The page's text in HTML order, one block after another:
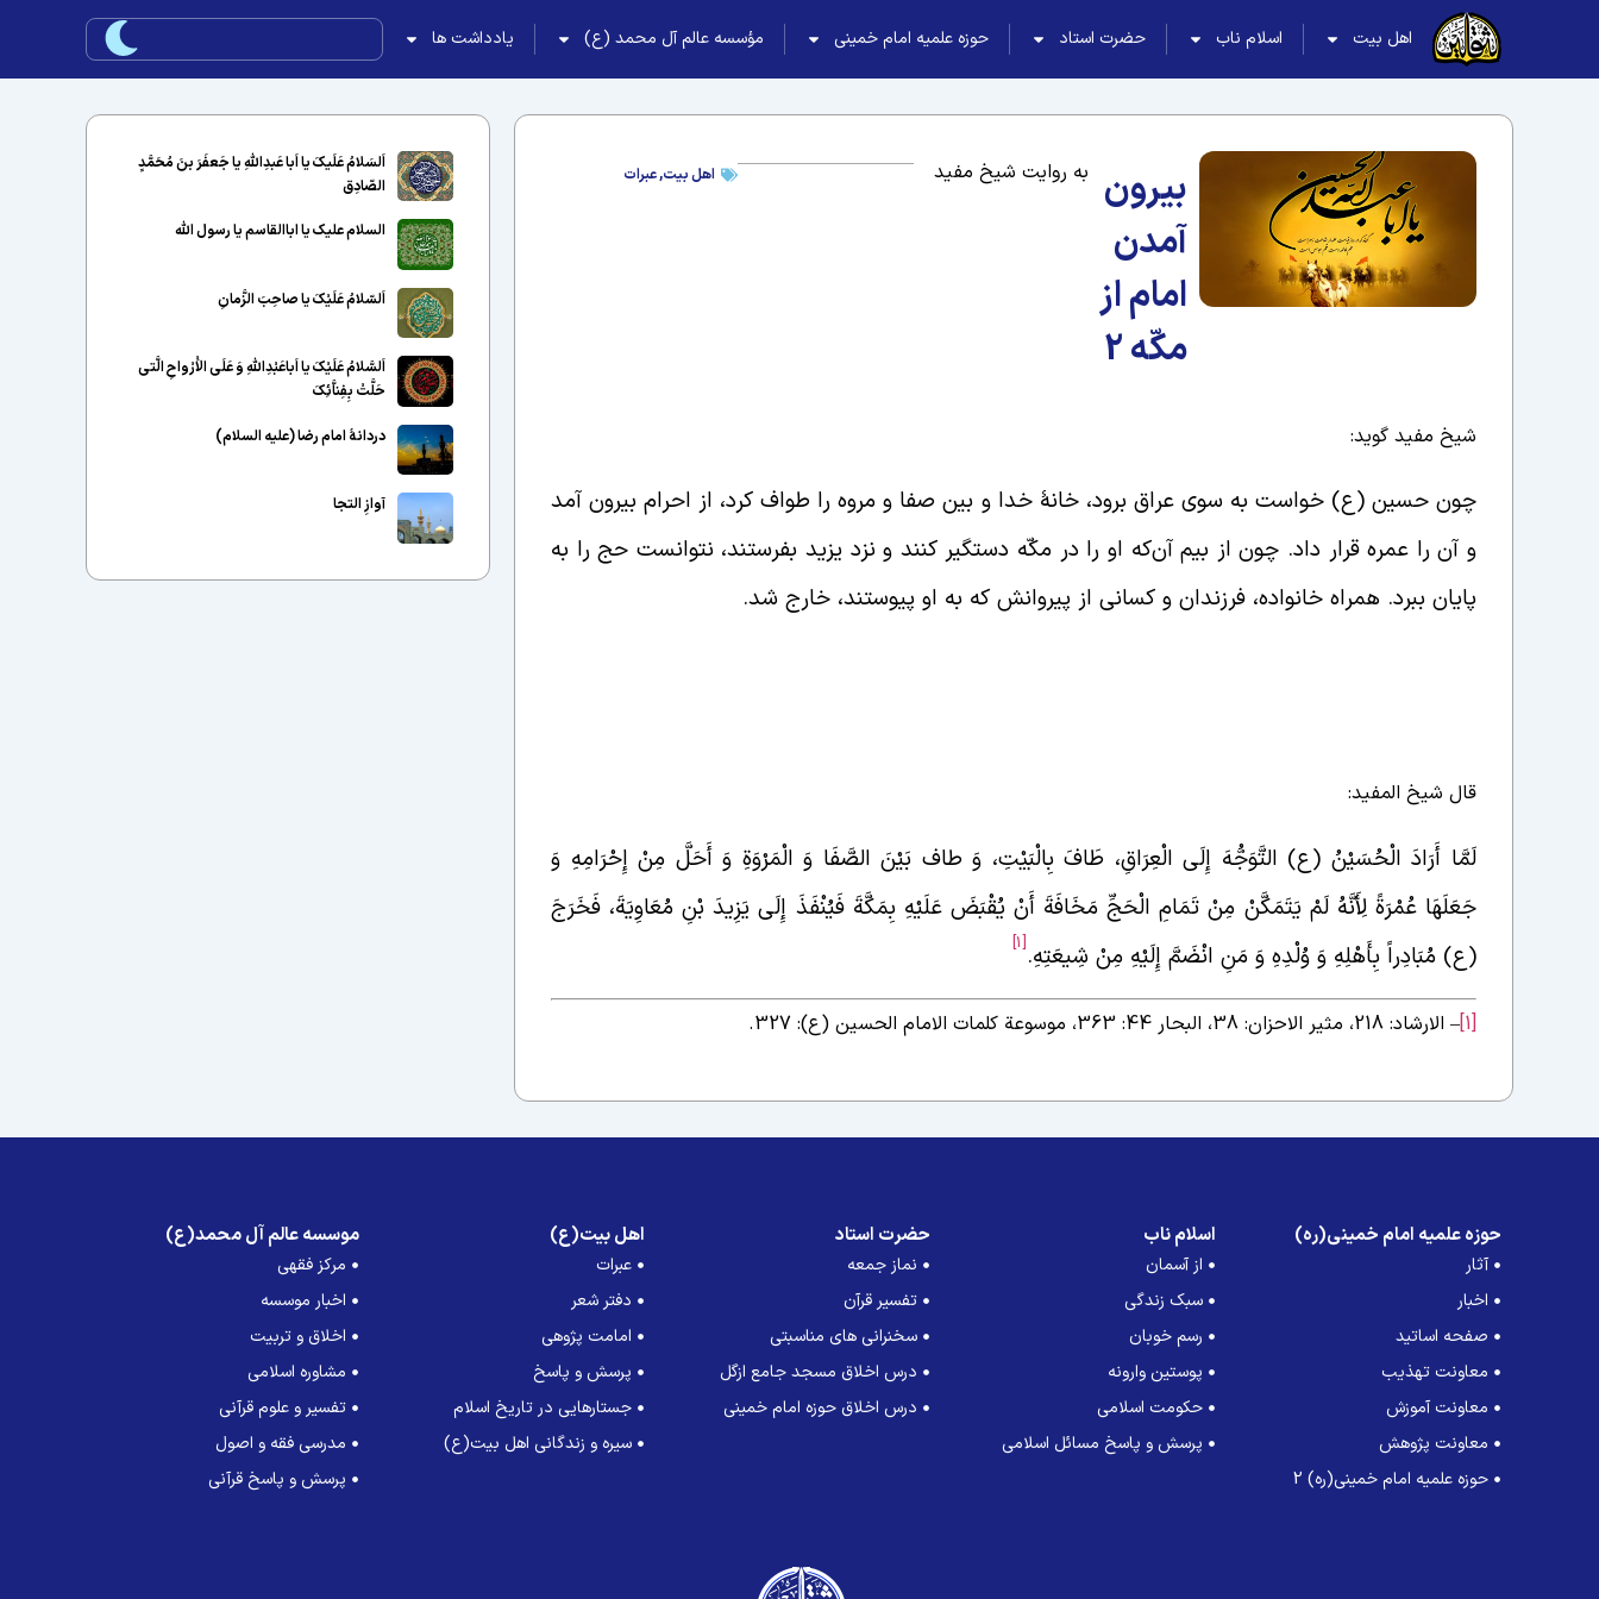
اهل بیت اسلام ناب حضرت استاد حوزه علمیه امام خمینی مؤسسه عالم آل محمد (ع) یادداشت ها
بیرون
آمدن
امام از
مکّه 2
به روایت شیخ مفید اهل بیت,عبرات
شیخ مفید گوید:
چون حسین (ع) خواست به سوی عراق برود، خانۀ خدا و بین صفا و مروه را طواف کرد، از احرام بیرون آمد
و آن را عمره قرار داد. چون از بیم آن‌که او را در مکّه دستگیر کنند و نزد یزید بفرستند، نتوانست حج را به
پایان ببرد. همراه خانواده، فرزندان و کسانی از پیروانش که به او پیوستند، خارج شد.
قال شیخ المفید:
لَمَّا أَرَادَ الْحُسَيْنُ (ع) التَّوَجُّهَ إِلَى الْعِرَاقِ، طَافَ بِالْبَيْتِ، وَ طاف بَيْنَ الصَّفَا وَ الْمَرْوَةِ وَ أَحَلَّ مِنْ إِحْرَامِهِ وَ
جَعَلَهَا عُمْرَةً لِأَنَّهُ لَمْ يَتَمَكَّنْ مِنْ تَمَامِ الْحَجِّ مَخَافَةَ أَنْ يُقْبَضَ عَلَيْهِ بِمَكَّةَ فَيُنْفَذَ إِلَى يَزِيدَ بْنِ مُعَاوِيَةَ، فَخَرَجَ
(ع) مُبَادِراً بِأَهْلِهِ وَ وُلْدِهِ وَ مَنِ انْضَمَّ إِلَيْهِ مِنْ شِيعَتِهِ.[1]
[1] – الارشاد: 218، مثیر الاحزان: 38، البحار 44: 363، موسوعة کلمات الامام الحسین (ع): 327.
اَلسَلامُ عَلَیکَ یا اَبا عَبدِاللّهِ یا جَعفَرَ بنَ مُحَمَّدٍ
الصّادِق
السلام علیک یا اباالقاسم یا رسول الله
اَلسّلامُ عَلَیْکَ یا صاحِبَ الزَّمانِ
اَلسَّلامُ عَلَیْکَ یا اَباعَبْدِاللَّهِ وَ عَلَى الاَْرْواحِ الَّتى
حَلَّتْ بِفِناَّئِکَ
دردانهٔ امام رضا (علیه السلام)
آوازِ التجا
حوزه علمیه امام خمینی(ره)
آثار
اخبار
صفحه اساتید
معاونت تهذیب
معاونت آموزش
معاونت پژوهش
حوزه علمیه امام خمینی(ره) 2
اسلام ناب
از آسمان
سبک زندگی
رسم خوبان
پوستین وارونه
حکومت اسلامی
پرسش و پاسخ مسائل اسلامی
حضرت استاد
نماز جمعه
تفسیر قرآن
سخنرانی های مناسبتی
درس اخلاق مسجد جامع ازگل
درس اخلاق حوزه امام خمینی
اهل بیت(ع)
عبرات
دفتر شعر
امامت پژوهی
پرسش و پاسخ
جستارهایی در تاریخ اسلام
سیره و زندگانی اهل بیت(ع)
موسسه عالم آل محمد(ع)
مرکز فقهی
اخبار موسسه
اخلاق و تربیت
مشاوره اسلامی
تفسیر و علوم قرآنی
مدرسی فقه و اصول
پرسش و پاسخ قرآنی